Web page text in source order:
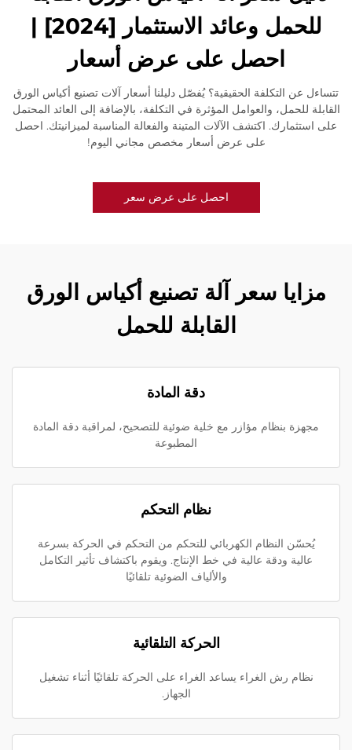
للحمل وعائد الاستثمار [2024] |
احصل على عرض أسعار
تتساءل عن التكلفة الحقيقية؟ يُفصّل دليلنا أسعار آلات تصنيع أكياس الورق
القابلة للحمل، والعوامل المؤثرة في التكلفة، بالإضافة إلى العائد المحتمل
على استثمارك. اكتشف الآلات المتينة والفعالة المناسبة لميزانيتك. احصل
على عرض أسعار مخصص مجاني اليوم!
احصل على عرض سعر
مزايا سعر آلة تصنيع أكياس الورق
القابلة للحمل
دقة المادة
مجهزة بنظام مؤازر مع خلية ضوئية للتصحيح، لمراقبة دقة المادة
المطبوعة
نظام التحكم
يُحسّن النظام الكهربائي للتحكم من التحكم في الحركة بسرعة
عالية ودقة عالية في خط الإنتاج. ويقوم باكتشاف تأثير التكامل
والألياف الضوئية تلقائيًا
الحركة التلقائية
نظام رش الغراء يساعد الغراء على الحركة تلقائيًا أثناء تشغيل
الجهاز.